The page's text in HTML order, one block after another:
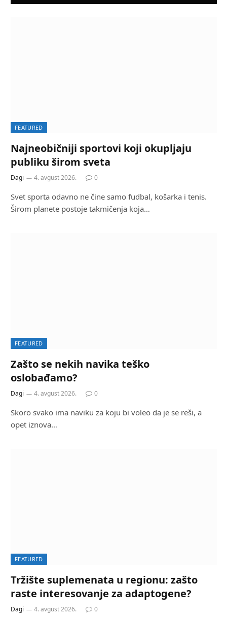
FEATURED
Najneobičniji sportovi koji okupljaju
publiku širom sveta
Dagi 4. avgust 2026. 0
Svet sporta odavno ne čine samo fudbal, košarka i tenis.
Širom planete postoje takmičenja koja…
FEATURED
Zašto se nekih navika teško
oslobađamo?
Dagi 4. avgust 2026. 0
Skoro svako ima naviku za koju bi voleo da je se reši, a
opet iznova…
FEATURED
Tržište suplemenata u regionu: zašto
raste interesovanje za adaptogene?
Dagi 4. avgust 2026. 0